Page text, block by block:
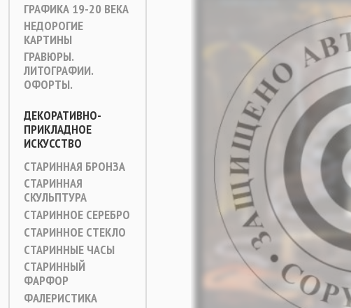
ГРАФИКА 19-20 ВЕКА
НЕДОРОГИЕ
КАРТИНЫ
ГРАВЮРЫ.
ЛИТОГРАФИИ.
ОФОРТЫ.
ДЕКОРАТИВНО-
ПРИКЛАДНОЕ
ИСКУССТВО
СТАРИННАЯ БРОНЗА
СТАРИННАЯ
СКУЛЬПТУРА
СТАРИННОЕ СЕРЕБРО
СТАРИННОЕ СТЕКЛО
СТАРИННЫЕ ЧАСЫ
СТАРИННЫЙ
ФАРФОР
ФАЛЕРИСТИКА